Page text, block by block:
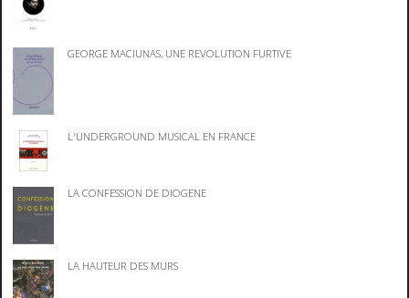
GEORGE MACIUNAS, UNE REVOLUTION FURTIVE
L'UNDERGROUND MUSICAL EN FRANCE
LA CONFESSION DE DIOGENE
LA HAUTEUR DES MURS